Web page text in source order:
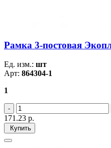
Рамка 3-постовая
Ед. изм.: шт
Арт: 864304-1
1
171.23 р.
Купить